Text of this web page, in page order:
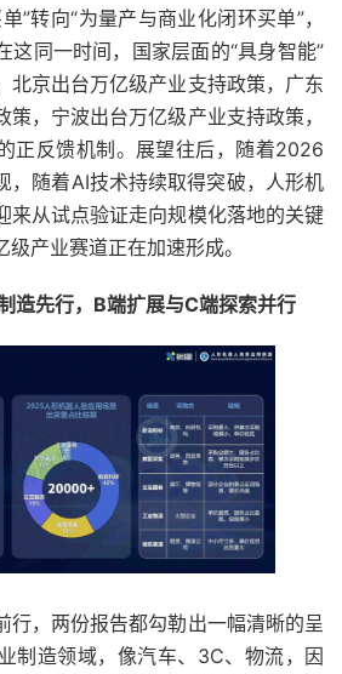
”转向“为量产与商业化闭环买单”，
这同一时间，国家层面的“具身智能”
北京出台万亿级产业支持政策，广东
，宁波出台万亿级产业支持政策，
正反馈机制。展望往后，随着2026
，随着AI技术持续取得突破，人形机
来从试点验证走向规模化落地的关键
产业赛道正在加速形成。
造先行，B端扩展与C端探索并行
行，两份报告都勾勒出一幅清晰的呈
制造领域，像汽车、3C、物流，因